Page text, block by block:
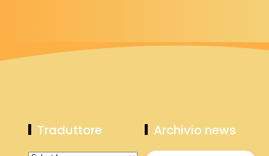
Traduttore Archivio news